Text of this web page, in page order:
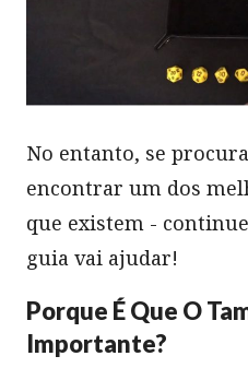
No entanto, se
encontrar um dos
que existem -
guia vai ajudar!
Porque É Que O
Importante?